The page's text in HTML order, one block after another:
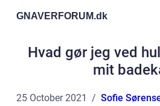
GNAVERFORUM.dk
Hvad gør jeg ved
mit
25 October 2021 Sofie